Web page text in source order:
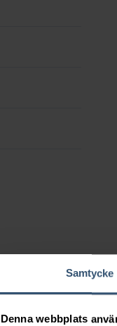
Samtycke
Denna webbplats